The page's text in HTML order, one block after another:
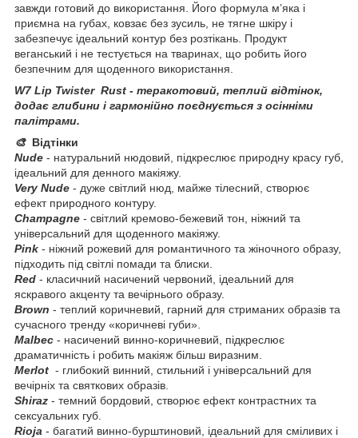
завжди готовий до використання. Його формула м’яка і
приємна на губах, ковзає без зусиль, не тягне шкіру і
забезпечує ідеальний контур без розтікань. Продукт
веганський і не тестується на тваринах, що робить його
безпечним для щоденного використання.
W7 Lip Twister Rust - теракотовий, теплий відтінок,
додає глибини і гармонійно поєднується з осінніми
палітрами.
🎨 Відтінки
Nude - натуральний нюдовий, підкреслює природну красу губ,
ідеальний для денного макіяжу.
Very Nude - дуже світлий нюд, майже тілесний, створює
ефект природного контуру.
Champagne - світлий кремово-бежевий тон, ніжний та
універсальний для щоденного макіяжу.
Pink - ніжний рожевий для романтичного та жіночного образу,
підходить під світлі помади та блиски.
Red - класичний насичений червоний, ідеальний для
яскравого акценту та вечірнього образу.
Brown - теплий коричневий, гарний для стриманих образів та
сучасного тренду «коричневі губи».
Malbec - насичений винно-коричневий, підкреслює
драматичність і робить макіяж більш виразним.
Merlot - глибокий винний, стильний і універсальний для
вечірніх та святкових образів.
Shiraz - темний бордовий, створює ефект контрастних та
сексуальних губ.
Rioja - багатий винно-бурштиновий, ідеальний для сміливих і